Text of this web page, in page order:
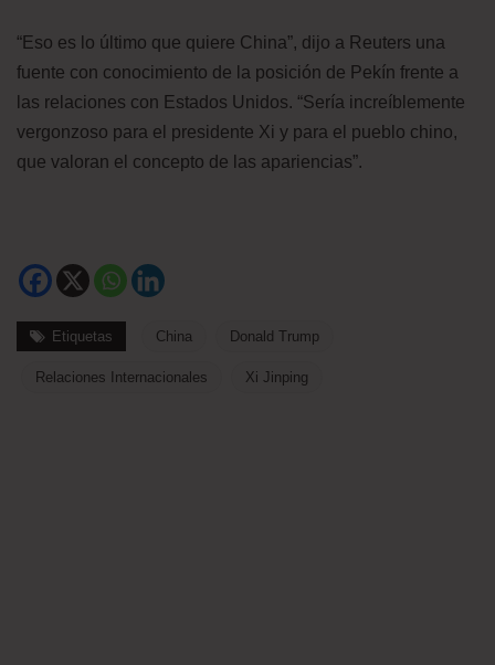
“Eso es lo último que quiere China”, dijo a Reuters una
fuente con conocimiento de la posición de Pekín frente a
las relaciones con Estados Unidos. “Sería increíblemente
vergonzoso para el presidente Xi y para el pueblo chino,
que valoran el concepto de las apariencias”.
Etiquetas China Donald Trump
Relaciones Internacionales Xi Jinping